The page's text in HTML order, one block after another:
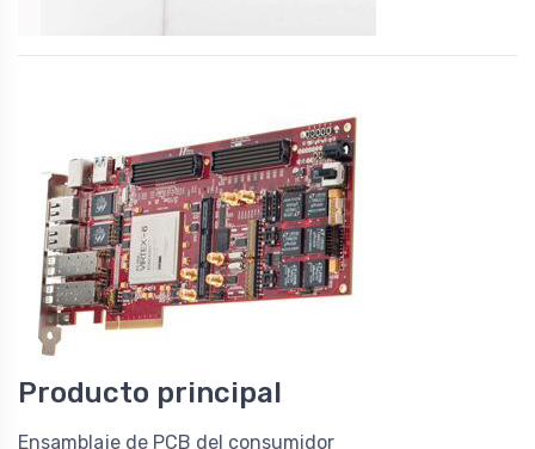
Producto principal
Ensamblaje de PCB del consumidor